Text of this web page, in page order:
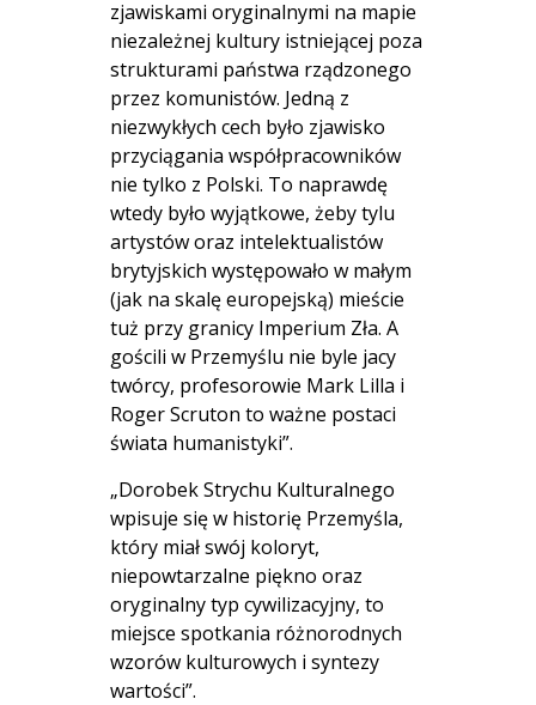
zjawiskami oryginalnymi na mapie
niezależnej kultury istniejącej poza
strukturami państwa rządzonego
przez komunistów. Jedną z
niezwykłych cech było zjawisko
przyciągania współpracowników
nie tylko z Polski. To naprawdę
wtedy było wyjątkowe, żeby tylu
artystów oraz intelektualistów
brytyjskich występowało w małym
(jak na skalę europejską) mieście
tuż przy granicy Imperium Zła. A
gościli w Przemyślu nie byle jacy
twórcy, profesorowie Mark Lilla i
Roger Scruton to ważne postaci
świata humanistyki”.
„Dorobek Strychu Kulturalnego
wpisuje się w historię Przemyśla,
który miał swój koloryt,
niepowtarzalne piękno oraz
oryginalny typ cywilizacyjny, to
miejsce spotkania różnorodnych
wzorów kulturowych i syntezy
wartości”.